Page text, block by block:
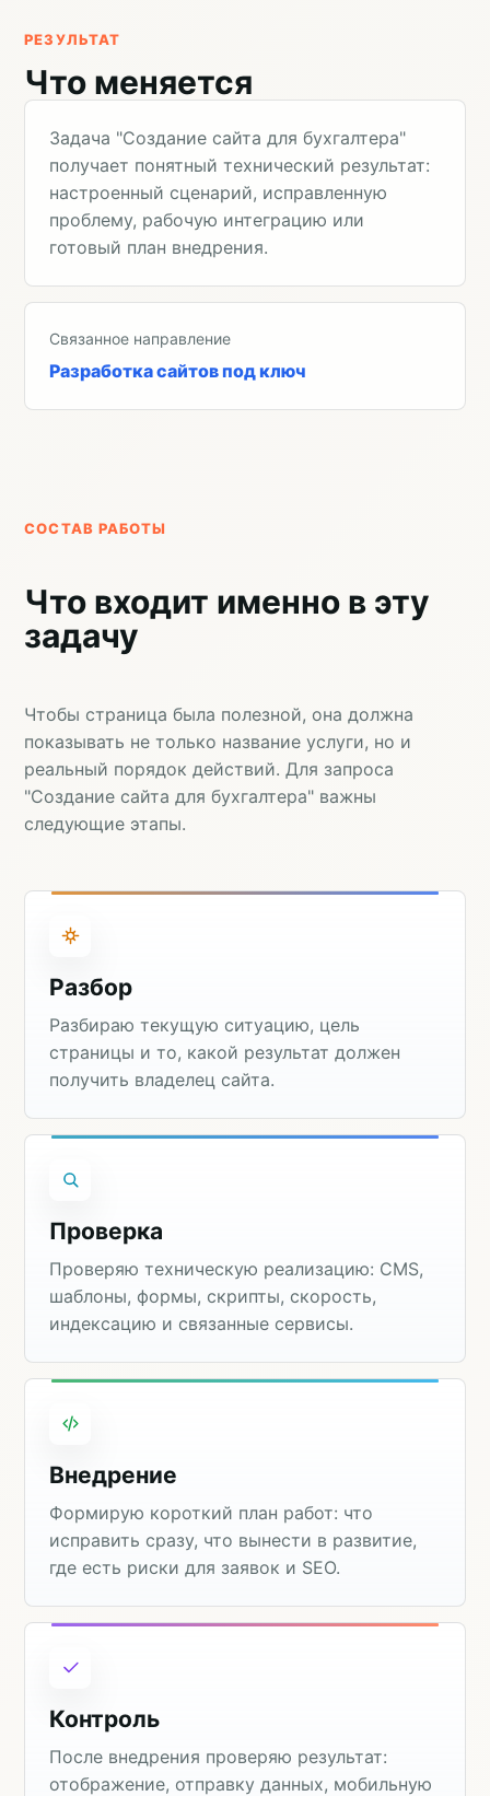
РЕЗУЛЬТАТ
Что меняется
Задача "Создание сайта для бухгалтера"
получает понятный технический результат:
настроенный сценарий, исправленную
проблему, рабочую интеграцию или
готовый план внедрения.
Связанное направление
Разработка сайтов под ключ
СОСТАВ РАБОТЫ
Что входит именно в эту
задачу
Чтобы страница была полезной, она должна
показывать не только название услуги, но и
реальный порядок действий. Для запроса
"Создание сайта для бухгалтера" важны
следующие этапы.
Разбор
Разбираю текущую ситуацию, цель
страницы и то, какой результат должен
получить владелец сайта.
Проверка
Проверяю техническую реализацию: CMS,
шаблоны, формы, скрипты, скорость,
индексацию и связанные сервисы.
Внедрение
Формирую короткий план работ: что
исправить сразу, что вынести в развитие,
где есть риски для заявок и SEO.
Контроль
После внедрения проверяю результат:
отображение, отправку данных, мобильную